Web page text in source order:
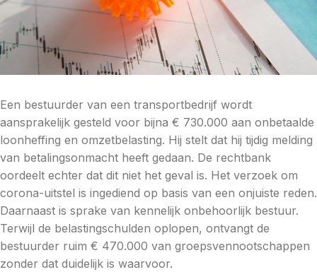
Een bestuurder van een transportbedrijf wordt
aansprakelijk gesteld voor bijna € 730.000 aan onbetaalde
loonheffing en omzetbelasting. Hij stelt dat hij tijdig melding
van betalingsonmacht heeft gedaan. De rechtbank
oordeelt echter dat dit niet het geval is. Het verzoek om
corona-uitstel is ingediend op basis van een onjuiste reden.
Daarnaast is sprake van kennelijk onbehoorlijk bestuur.
Terwijl de belastingschulden oplopen, ontvangt de
bestuurder ruim € 470.000 van groepsvennootschappen
zonder dat duidelijk is waarvoor.